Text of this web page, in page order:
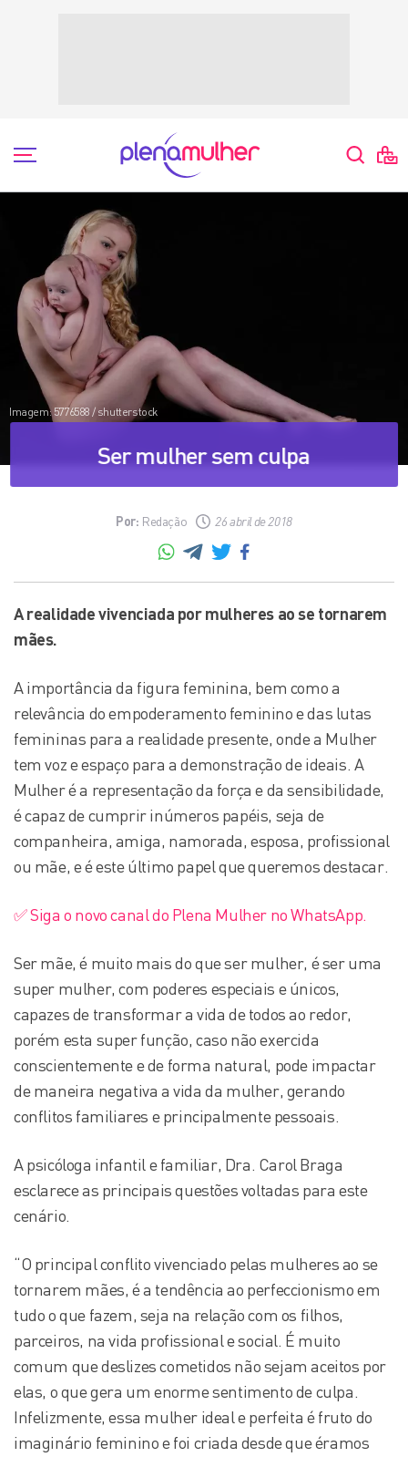
Imagem: 5776588 / shutterstock
Ser mulher sem culpa
Por: Redação 26 abril de 2018
A realidade vivenciada por mulheres ao se tornarem
mães.
A importância da figura feminina, bem como a
relevância do empoderamento feminino e das lutas
femininas para a realidade presente, onde a Mulher
tem voz e espaço para a demonstração de ideais. A
Mulher é a representação da força e da sensibilidade,
é capaz de cumprir inúmeros papéis, seja de
companheira, amiga, namorada, esposa, profissional
ou mãe, e é este último papel que queremos destacar.
✅ Siga o novo canal do Plena Mulher no WhatsApp.
Ser mãe, é muito mais do que ser mulher, é ser uma
super mulher, com poderes especiais e únicos,
capazes de transformar a vida de todos ao redor,
porém esta super função, caso não exercida
conscientemente e de forma natural, pode impactar
de maneira negativa a vida da mulher, gerando
conflitos familiares e principalmente pessoais.
A psicóloga infantil e familiar, Dra. Carol Braga
esclarece as principais questões voltadas para este
cenário.
“O principal conflito vivenciado pelas mulheres ao se
tornarem mães, é a tendência ao perfeccionismo em
tudo o que fazem, seja na relação com os filhos,
parceiros, na vida profissional e social. É muito
comum que deslizes cometidos não sejam aceitos por
elas, o que gera um enorme sentimento de culpa.
Infelizmente, essa mulher ideal e perfeita é fruto do
imaginário feminino e foi criada desde que éramos